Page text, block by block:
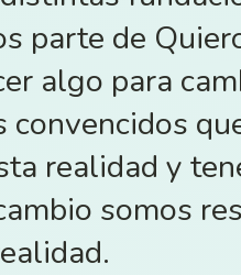
parte de
algo para
convencidos
realidad y
somos